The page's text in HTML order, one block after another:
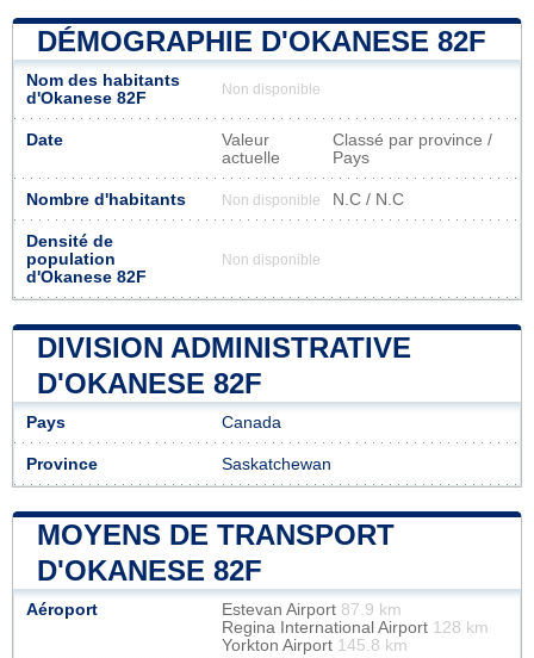
DÉMOGRAPHIE D'OKANESE 82F
Nom des habitants
d'Okanese 82F
Non disponible
Date
Valeur
actuelle
Classé par province /
Pays
Nombre d'habitants Non disponible N.C / N.C
Densité de
population
d'Okanese 82F
Non disponible
DIVISION ADMINISTRATIVE
D'OKANESE 82F
Pays Canada
Province Saskatchewan
MOYENS DE TRANSPORT
D'OKANESE 82F
Aéroport Estevan Airport 87.9 km
Regina International Airport 128 km
Yorkton Airport 145.8 km